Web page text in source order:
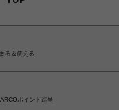
る＆使える
ポイント進呈